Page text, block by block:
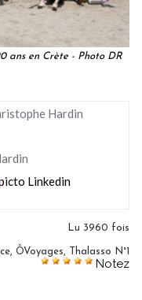
ans en Crète - Photo DR
Hardin
Lu 3960 fois
, ÔVoyages, Thalasso N°1
Notez